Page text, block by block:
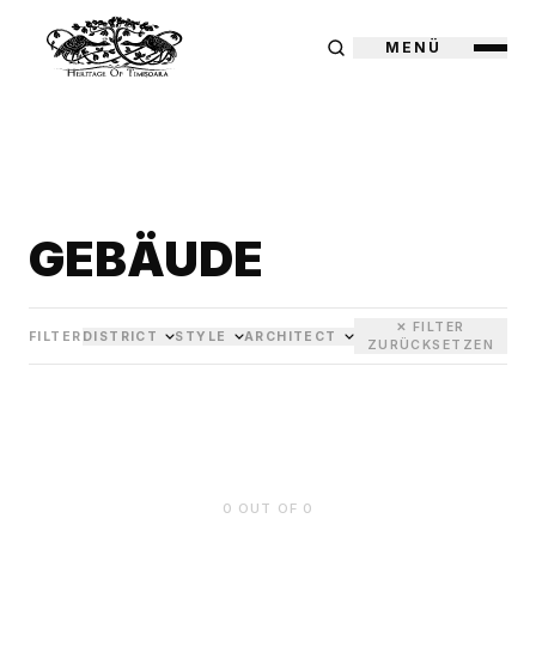
MENÜ
GEBÄUDE
FILTER DISTRICT STYLE ARCHITECT
✕ FILTER
ZURÜCKSETZEN
0 OUT OF 0